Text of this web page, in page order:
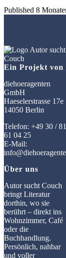
Published 8
Ein Projekt von
diehoeragenten
GmbH
Haeselerstrasse 17e
14050 Berlin
Telefon: +49 30 / 81
61 04 25
E-Mail:
Über uns
Autor sucht Couch
bringt Literatur
dorthin, wo sie
berührt – direkt ins
Wohnzimmer, Café
oder die
Buchhandlung.
Persönlich, nahbar
und voller